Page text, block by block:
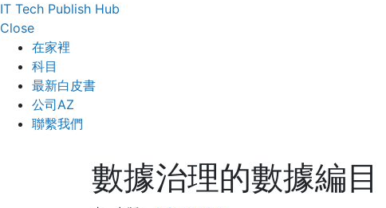
IT Tech Publish Hub
Close
在家裡
科目
最新白皮書
公司AZ
聯繫我們
數據治理的數據編